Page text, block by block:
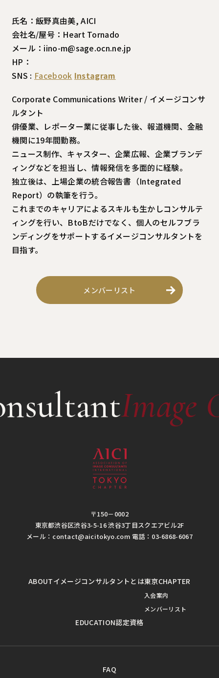
氏名：飯野真由美, AICI
会社名/屋号：Heart Tornado
メール：iino-m@sage.ocn.ne.jp
HP：
SNS : Facebook Instagram
Corporate Communications Writer / イメージコンサ
ルタント
俳優業、レポーター業に従事した後、報道機関、金融
機関に19年間勤務。
ニュース制作、キャスター、企業広報、企業ブランデ
ィングなどを担当し、情報発信を多面的に経験。
独立後は、上場企業の統合報告書（Integrated
Report）の執筆を行う。
これまでのキャリアによるスキルも生かしコンサルテ
ィングを行い、BtoBだけでなく、個人のセルフブラ
ンディングをサポートするイメージコンサルタントを
目指す。
メンバーリスト
Image
〒150－0002
東京都渋谷区渋谷3-5-16 渋谷3丁目スクエアビル2F
メール：contact@aicitokyo.com 電話：03-6868-6067
ABOUTイメージコンサルタントとは東京CHAPTER
入会案内
メンバーリスト
EDUCATION認定資格
FAQ